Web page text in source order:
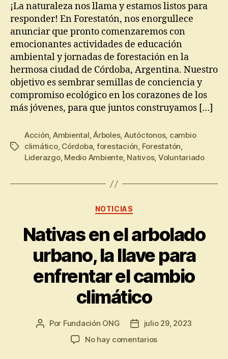
¡La naturaleza nos llama y estamos listos para
responder! En Forestatón, nos enorgullece
anunciar que pronto comenzaremos con
emocionantes actividades de educación
ambiental y jornadas de forestación en la
hermosa ciudad de Córdoba, Argentina. Nuestro
objetivo es sembrar semillas de conciencia y
compromiso ecológico en los corazones de los
más jóvenes, para que juntos construyamos […]
Acción, Ambiental,Árboles, Autóctonos, cambio
climático, Córdoba, forestación, Forestatón,
Liderazgo, Medio Ambiente, Nativos, Voluntariado
NOTICIAS
Nativas en el arbolado
urbano, la llave para
enfrentar el cambio
climático
Por Fundación ONG
julio 29, 2023
No hay comentarios